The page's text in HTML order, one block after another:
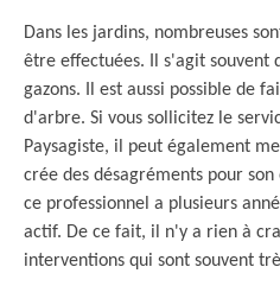
Dans les jardins, nombreuses
être effectuées. Il s'agit souvent
gazons. Il est aussi possible de
d'arbre. Si vous sollicitez le
Paysagiste, il peut également
crée des désagréments pour
ce professionnel a plusieurs
actif. De ce fait, il n'y a rien à
interventions qui sont souvent